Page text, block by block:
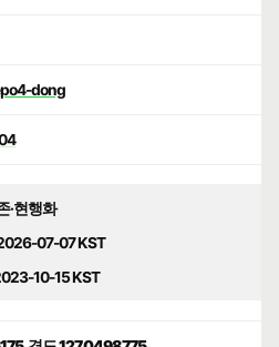
dong
·현행화
07-07 KST
10-15 KST